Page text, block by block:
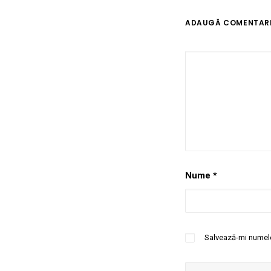
ADAUGĂ
Nume *
Salvează-mi